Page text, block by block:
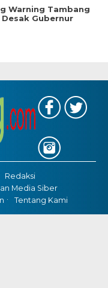
Warning Tambang
Desak Gubernur
Redaksi
Media Siber
Tentang Kami